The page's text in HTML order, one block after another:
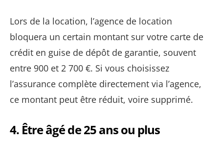
Lors de la location, l’agence de location
bloquera un certain montant sur votre carte de
crédit en guise de dépôt de garantie, souvent
entre 900 et 2 700 €. Si vous choisissez
l’assurance complète directement via l’agence,
ce montant peut être réduit, voire supprimé.
4. Être âgé de 25 ans ou plus